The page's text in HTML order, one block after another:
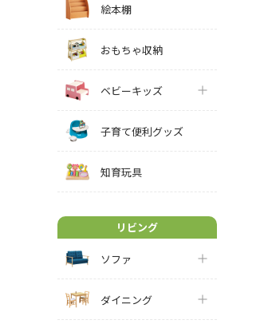
絵本棚
おもちゃ収納
ベビーキッズ
子育て便利グッズ
知育玩具
リビング
ソファ
ダイニング